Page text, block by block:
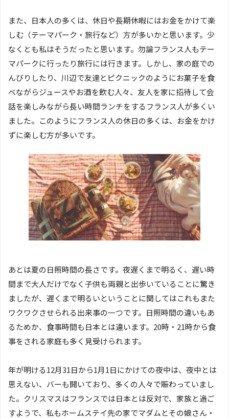
また、日本人の多くは、休日や長期休暇にはお金をかけて楽
しむ（テーマパーク・旅行など）方が多いかと思います。少
なくとも私はそうだったと思います。勿論フランス人もテー
マパークに行ったり旅行には行きます。しかし、家の庭での
んびりしたり、川辺で友達とピクニックのようにお菓子を食
べながらジュースやお酒を飲む人々、友人を家に招待して会
話を楽しみながら長い時間ランチをするフランス人が多くい
ました。このようにフランス人の休日の多くは、お金をかけ
ずに楽しむ方が多いです。
あとは夏の日照時間の長さです。夜遅くまで明るく、遅い時
間まで大人だけでなく子供も両親と出歩いていることに驚き
ましたが、遅くまで明るいということに関してはこれもまた
ワクワクさせられる出来事の一つです。日照時間の違いもあ
るためか、食事時間も日本とは違います。20時・21時から食
事をされる家庭も多く見受けられます。
年が明ける12月31日から1月1日にかけての夜中は、夜中とは
思えない、バーも開いており、多くの人々で賑わっていまし
た。クリスマスはフランスでは日本とは反対で、家族と過ご
すようで、私もホームステイ先の家でマダムとその娘さん・